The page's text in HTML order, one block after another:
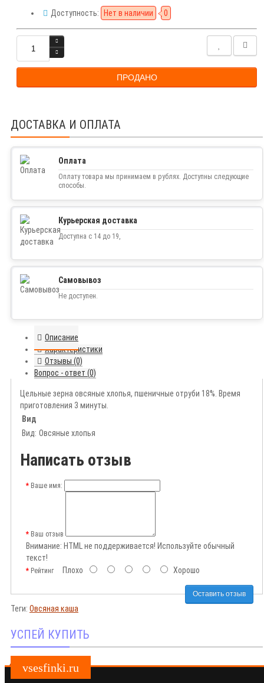
Доступность: Нет в наличии 0
ПРОДАНО
ДОСТАВКА И ОПЛАТА
Оплата
Оплату товара мы принимаем в рублях. Доступны следующие
способы.
Курьерская доставка
Доступна с 14 до 19,
Самовывоз
Не доступен.
Описание
Характеристики
Отзывы (0)
Вопрос - ответ (0)
Цельные зерна овсяные хлопья, пшеничные отруби 18%. Время
приготовления 3 минуты.
Вид
Вид: Овсяные хлопья
Написать отзыв
Ваше имя:
Ваш отзыв
Внимание: HTML не поддерживается! Используйте обычный
текст!
РейтингПлохо Хорошо
Оставить отзыв
Теги: Овсяная каша
УСПЕЙ КУПИТЬ
vsesfinki.ru